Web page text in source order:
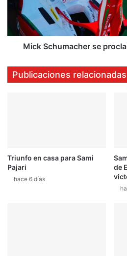
de
Mick Schumacher se
Publicaciones relacionadas
Triunfo en casa para Sami
Pajari
hace 6 días
de